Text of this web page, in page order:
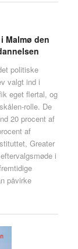
Malmø den
politiske
valgt ind i
eget flertal, og
rolle. De
20 procent af
af
Greater
i
påvirke